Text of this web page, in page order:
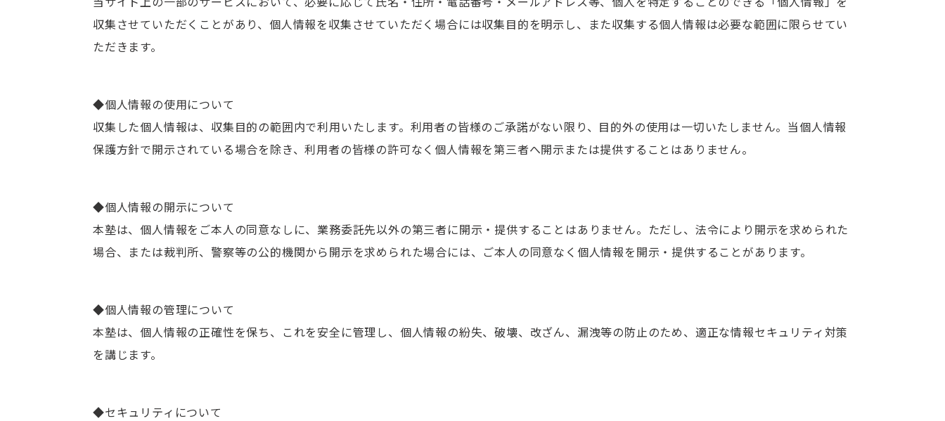
収集させていただくことがあり、個人情報を収集させていただく場合には収集目的を明示し、また収集する個人情報は必要な範囲に限らせてい
ただきます。
◆個人情報の使用について
収集した個人情報は、収集目的の範囲内で利用いたします。利用者の皆様のご承諾がない限り、目的外の使用は一切いたしません。当個人情報
保護方針で開示されている場合を除き、利用者の皆様の許可なく個人情報を第三者へ開示または提供することはありません。
◆個人情報の開示について
本塾は、個人情報をご本人の同意なしに、業務委託先以外の第三者に開示・提供することはありません。ただし、法令により開示を求められた
場合、または裁判所、警察等の公的機関から開示を求められた場合には、ご本人の同意なく個人情報を開示・提供することがあります。
◆個人情報の管理について
本塾は、個人情報の正確性を保ち、これを安全に管理し、個人情報の紛失、破壊、改ざん、漏洩等の防止のため、適正な情報セキュリティ対策
を講じます。
◆セキュリティについて